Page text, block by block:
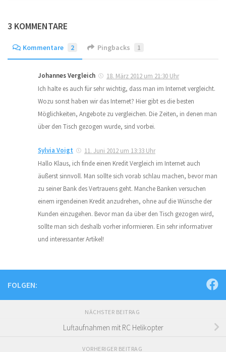
3 KOMMENTARE
Kommentare 2 Pingbacks 1
Johannes Vergleich
18. März 2012 um 21:30 Uhr
Ich halte es auch für sehr wichtig, dass man im Internet vergleicht.
Wozu sonst haben wir das Internet? Hier gibt es die besten
Möglichkeiten, Angebote zu vergleichen. Die Zeiten, in denen man
über den Tisch gezogen wurde, sind vorbei.
Sylvia Voigt
11. Juni 2012 um 13:33 Uhr
Hallo Klaus, ich finde einen Kredit Vergleich im Internet auch
äußerst sinnvoll. Man sollte sich vorab schlau machen, bevor man
zu seiner Bank des Vertrauens geht. Manche Banken versuchen
einem irgendeinen Kredit anzudrehen, ohne auf die Wünsche der
Kunden einzugehen. Bevor man da über den Tisch gezogen wird,
sollte man sich deshalb vorher informieren. Ein sehr informativer
und interessanter Artikel!
FOLGEN:
NÄCHSTER BEITRAG
Luftaufnahmen mit RC Helikopter
VORHERIGER BEITRAG